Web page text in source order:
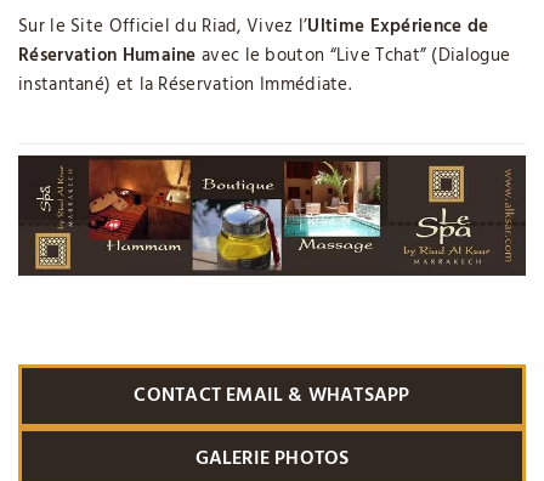
Sur le Site Officiel du Riad, Vivez l’Ultime Expérience de
Réservation Humaine avec le bouton “Live Tchat” (Dialogue
instantané) et la Réservation Immédiate.
CONTACT EMAIL & WHATSAPP
GALERIE PHOTOS